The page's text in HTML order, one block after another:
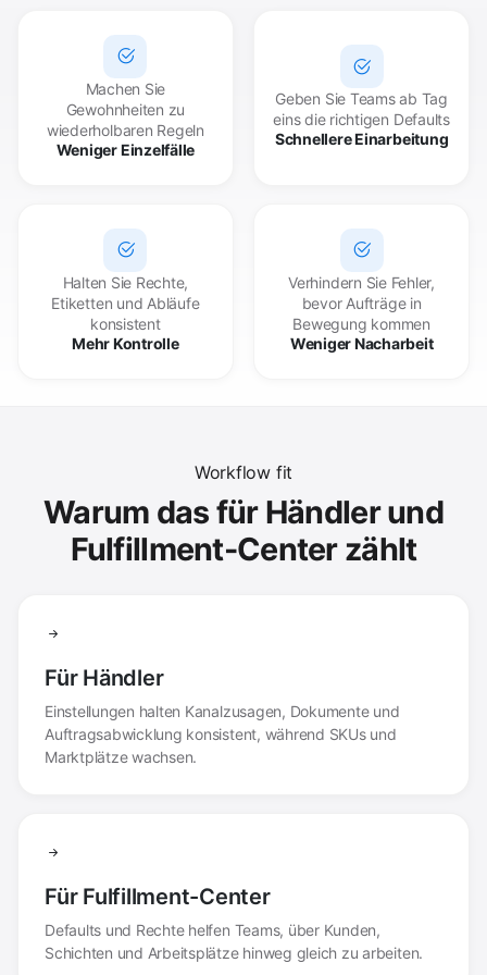
Machen Sie
Gewohnheiten zu
wiederholbaren Regeln
Weniger Einzelfälle
Geben Sie Teams ab Tag
eins die richtigen Defaults
Schnellere Einarbeitung
Halten Sie Rechte,
Etiketten und Abläufe
konsistent
Mehr Kontrolle
Verhindern Sie Fehler,
bevor Aufträge in
Bewegung kommen
Weniger Nacharbeit
Workflow fit
Warum das für Händler und
Fulfillment-Center zählt
Für Händler
Einstellungen halten Kanalzusagen, Dokumente und
Auftragsabwicklung konsistent, während SKUs und
Marktplätze wachsen.
Für Fulfillment-Center
Defaults und Rechte helfen Teams, über Kunden,
Schichten und Arbeitsplätze hinweg gleich zu arbeiten.